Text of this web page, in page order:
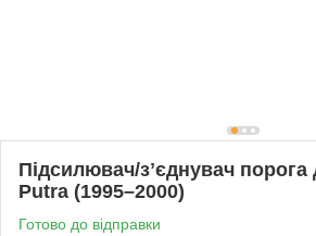
Підсилювач/зʼєднувач
Putra (1995–2000)
Готово до відправки